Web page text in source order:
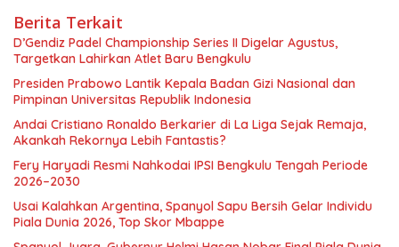
Berita Terkait
D’Gendiz Padel Championship Series II Digelar Agustus,
Targetkan Lahirkan Atlet Baru Bengkulu
Presiden Prabowo Lantik Kepala Badan Gizi Nasional dan
Pimpinan Universitas Republik Indonesia
Andai Cristiano Ronaldo Berkarier di La Liga Sejak Remaja,
Akankah Rekornya Lebih Fantastis?
Fery Haryadi Resmi Nahkodai IPSI Bengkulu Tengah Periode
2026–2030
Usai Kalahkan Argentina, Spanyol Sapu Bersih Gelar Individu
Piala Dunia 2026, Top Skor Mbappe